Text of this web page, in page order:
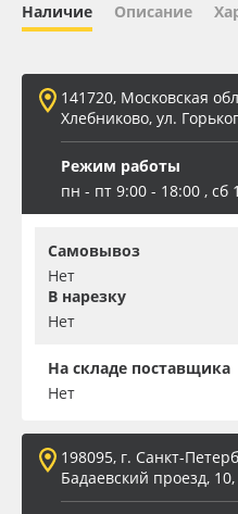
Баннер
Заготовки для сувениров
Наличие Описание
141720, Московская
Хлебниково, ул.
Режим работы
пн - пт 9:00 - 18:00 , сб
Самовывоз
Нет
В нарезку
Нет
На складе поставщика
Нет
198095, г. Санкт-
Бадаевский проезд,